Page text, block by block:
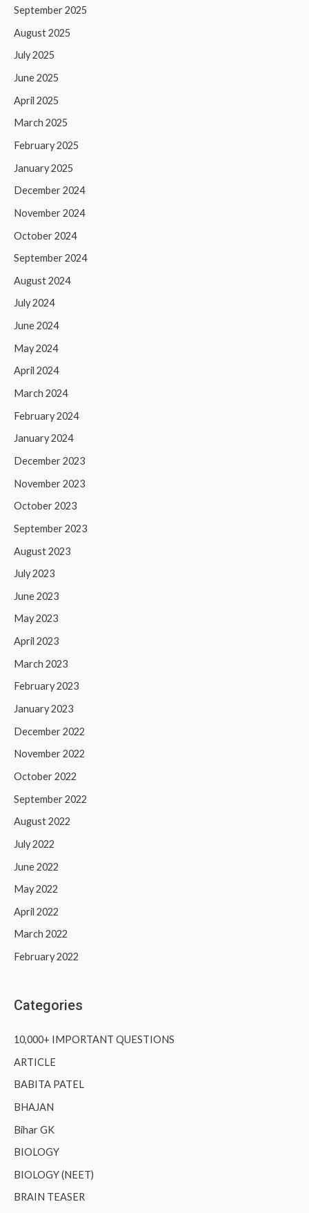
September 2025
August 2025
July 2025
June 2025
April 2025
March 2025
February 2025
January 2025
December 2024
November 2024
October 2024
September 2024
August 2024
July 2024
June 2024
May 2024
April 2024
March 2024
February 2024
January 2024
December 2023
November 2023
October 2023
September 2023
August 2023
July 2023
June 2023
May 2023
April 2023
March 2023
February 2023
January 2023
December 2022
November 2022
October 2022
September 2022
August 2022
July 2022
June 2022
May 2022
April 2022
March 2022
February 2022
Categories
10,000+ IMPORTANT QUESTIONS
ARTICLE
BABITA PATEL
BHAJAN
Bihar GK
BIOLOGY
BIOLOGY (NEET)
BRAIN TEASER